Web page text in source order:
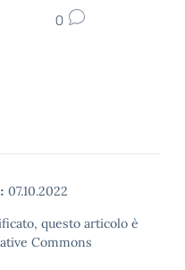
0
07.10.2022
questo articolo è
Commons